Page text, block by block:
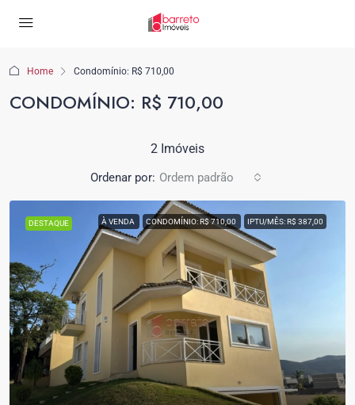
Home Condomínio: R$ 710,00
CONDOMÍNIO: R$ 710,00
2 Imóveis
Ordenar por: Ordem padrão
DESTAQUE À VENDA CONDOMÍNIO: R$ 710,00 IPTU/MÊS: R$ 387,00